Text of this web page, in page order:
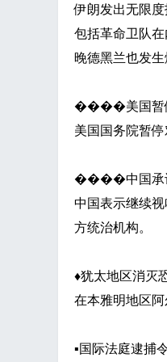
伊朗发出无限
包括革命卫队
晚德黑兰也发生
����美国暂
美国国务院暂
����中国承
中国表示继续
方统治机构。
♦犹太地区消灭
在本雅明地区
▪国际法庭逮捕